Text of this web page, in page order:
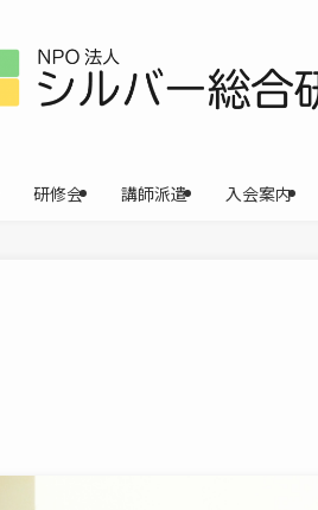
研修会 講師派遣 入会案内